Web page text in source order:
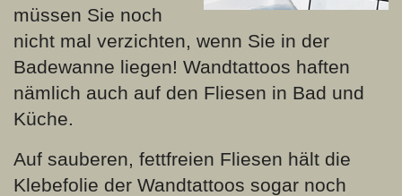
müssen Sie noch
nicht mal verzichten, wenn Sie in der
Badewanne liegen! Wandtattoos haften
nämlich auch auf den Fliesen in Bad und
Küche.
Auf sauberen, fettfreien Fliesen hält die
Klebefolie der Wandtattoos sogar noch